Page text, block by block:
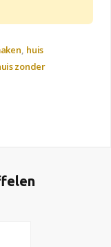
huis
zonder